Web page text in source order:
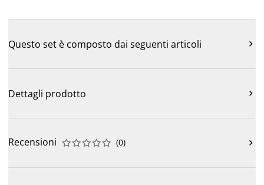
Questo set è composto dai seguenti articoli 
Dettagli prodotto 
Recensioni 




 (0) 